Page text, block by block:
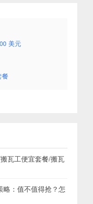
美元
餐
瓦工便宜套餐/搬瓦
：值不值得抢？怎